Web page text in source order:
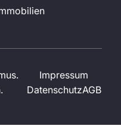
Impressum
DatenschutzAGB